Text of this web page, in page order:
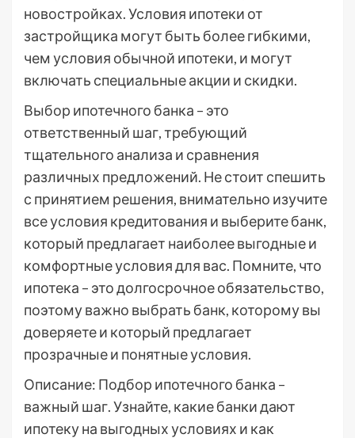
новостройках. Условия ипотеки от
застройщика могут быть более гибкими,
чем условия обычной ипотеки, и могут
включать специальные акции и скидки.
Выбор ипотечного банка – это
ответственный шаг, требующий
тщательного анализа и сравнения
различных предложений. Не стоит спешить
с принятием решения, внимательно изучите
все условия кредитования и выберите банк,
который предлагает наиболее выгодные и
комфортные условия для вас. Помните, что
ипотека – это долгосрочное обязательство,
поэтому важно выбрать банк, которому вы
доверяете и который предлагает
прозрачные и понятные условия.
Описание: Подбор ипотечного банка –
важный шаг. Узнайте, какие банки дают
ипотеку на выгодных условиях и как